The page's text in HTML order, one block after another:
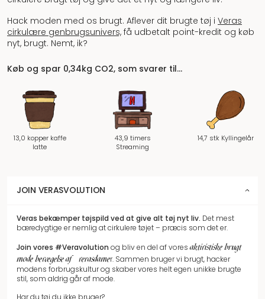
Hack moden med os brugt. Aflever dit brugte tøj i Veras
cirkulære genbrugsunivers, få udbetalt point-kredit og køb
nyt, brugt. Nemt, ik?
Køb og spar 0,34kg CO2, som svarer til…
13,0 kopper kaffe
latte
43,9 timers
Streaming
14,7 stk Kyllingelår
JOIN VERASVOLUTION
Veras bekæmper tøjspild ved at give alt tøj nyt liv. Det mest
bæredygtige er nemlig at cirkulere tøjet – præcis som det er.
Join vores #Veravolution og bliv en del af voresaktivistiske brugt
mode bevægelse af #verasdamer. Sammen bruger vi brugt, hacker
modens forbrugskultur og skaber vores helt egen unikke brugte
stil, som aldrig går af mode.
Har du tøj du ikke bruger?